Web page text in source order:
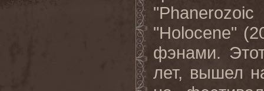
"Phanerozoic
"Holocene"
фэнами.
лет, вышел